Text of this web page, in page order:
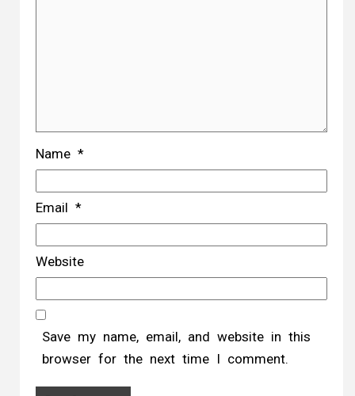
Name *
Email *
Website
Save my name, email, and website in this
browser for the next time I comment.